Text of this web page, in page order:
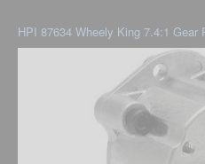
HPI 87634 Wheely King 7.4:1 Gear